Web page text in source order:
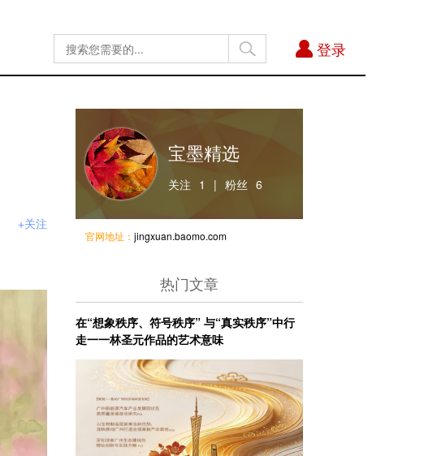
登录
+关注
宝墨精选
关注 1 | 粉丝 6
官网地址： jingxuan.baomo.com
热门文章
在“想象秩序、符号秩序” 与“真实秩序”中行
走一一林圣元作品的艺术意味